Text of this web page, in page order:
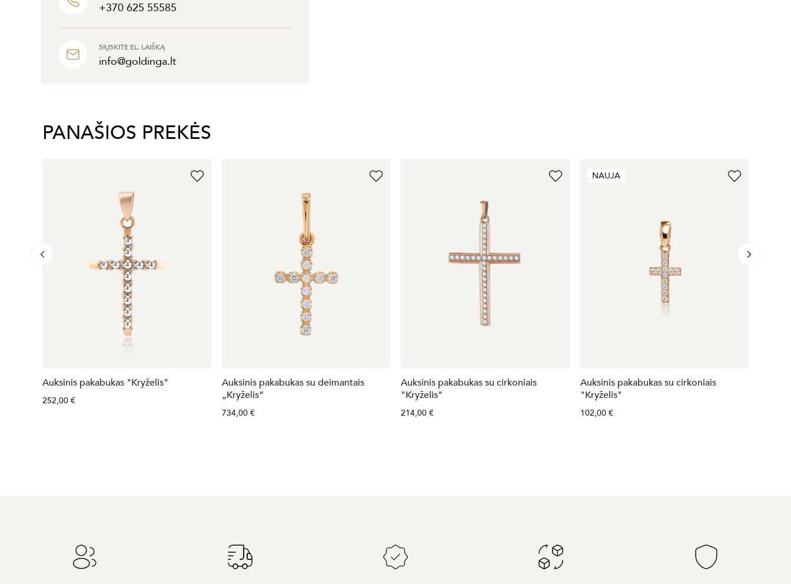
+370 625 55585
SIŲSKITE EL. LAIŠKĄ
info@goldinga.lt
PANAŠIOS PREKĖS
Auksinis pakabukas "Kryželis"
252,00 €
Auksinis pakabukas su deimantais
„Kryželis“
734,00 €
Auksinis pakabukas su cirkoniais
"Kryželis"
214,00 €
NAUJA
Auksinis pakabukas su cirkoniais
"Kryželis"
102,00 €